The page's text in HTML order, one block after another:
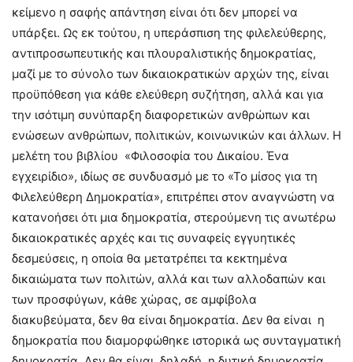
κείμενο η σαφής απάντηση είναι ότι δεν μπορεί να
υπάρξει. Ως εκ τούτου, η υπεράσπιση της φιλελεύθερης,
αντιπροσωπευτικής και πλουραλιστικής δημοκρατίας,
μαζί με το σύνολο των δικαιοκρατικών αρχών της, είναι
προϋπόθεση για κάθε ελεύθερη συζήτηση, αλλά και για
την ισότιμη συνύπαρξη διαφορετικών ανθρώπων και
ενώσεων ανθρώπων, πολιτικών, κοινωνικών και άλλων. Η
μελέτη του βιβλίου «Φιλοσοφία του Δικαίου. Ένα
εγχειρίδιο», ιδίως σε συνδυασμό με το «Το μίσος για τη
Φιλελεύθερη Δημοκρατία», επιτρέπει στον αναγνώστη να
κατανοήσει ότι μια δημοκρατία, στερούμενη τις ανωτέρω
δικαιοκρατικές αρχές και τις συναφείς εγγυητικές
δεσμεύσεις, η οποία θα μετατρέπει τα κεκτημένα
δικαιώματα των πολιτών, αλλά και των αλλοδαπών και
των προσφύγων, κάθε χώρας, σε αμφίβολα
διακυβεύματα, δεν θα είναι δημοκρατία. Δεν θα είναι η
δημοκρατία που διαμορφώθηκε ιστορικά ως συνταγματική